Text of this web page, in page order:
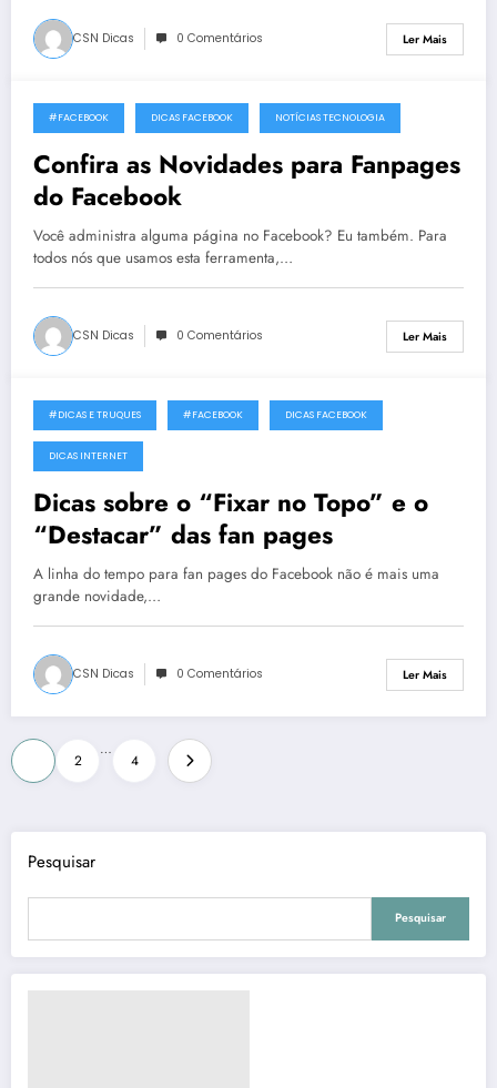
CSN Dicas 0 Comentários Ler Mais
14 de Maio, 2014
#FACEBOOK DICAS FACEBOOK NOTÍCIAS TECNOLOGIA
Confira as Novidades para Fanpages
do Facebook
Você administra alguma página no Facebook? Eu também. Para
todos nós que usamos esta ferramenta,…
CSN Dicas 0 Comentários Ler Mais
1 de Maio, 2014
#DICAS E TRUQUES #FACEBOOK DICAS FACEBOOK
DICAS INTERNET
Dicas sobre o “Fixar no Topo” e o
“Destacar” das fan pages
A linha do tempo para fan pages do Facebook não é mais uma
grande novidade,…
CSN Dicas 0 Comentários Ler Mais
Paginação
dos
conteúdos
2
…
4
Pesquisar
Pesquisar